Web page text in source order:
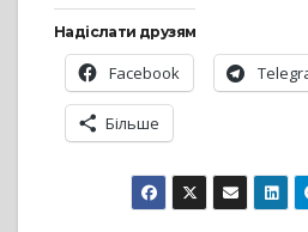
Надіслати друзям
Facebook
Більше